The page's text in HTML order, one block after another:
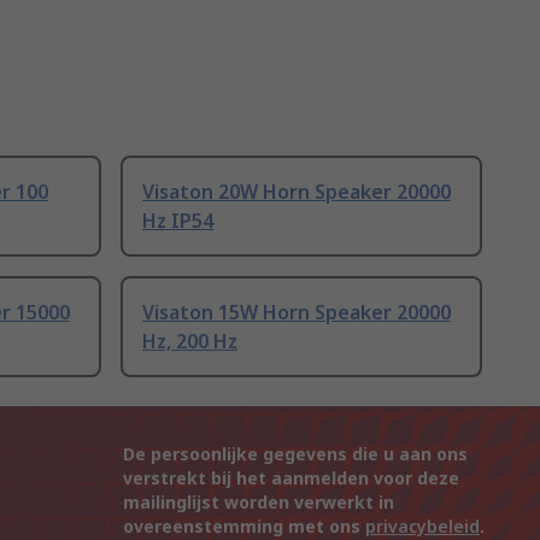
100
Visaton 20W Horn Speaker 20000
Hz IP54
15000
Visaton 15W Horn Speaker 20000
Hz, 200 Hz
De persoonlijke gegevens die u aan ons
verstrekt bij het aanmelden voor deze
mailinglijst worden verwerkt in
overeenstemming met ons privacybeleid.